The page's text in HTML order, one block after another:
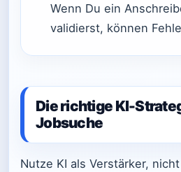
Wenn Du ein
validierst, können
Die richtige KI-
Jobsuche
Nutze KI als Verstärker,